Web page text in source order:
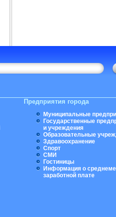
Предприятия города
Муниципальные
Государственные
и учреждения
Образовательные
Здравоохранение
Спорт
СМИ
Гостиницы
Информация о
заработной плате